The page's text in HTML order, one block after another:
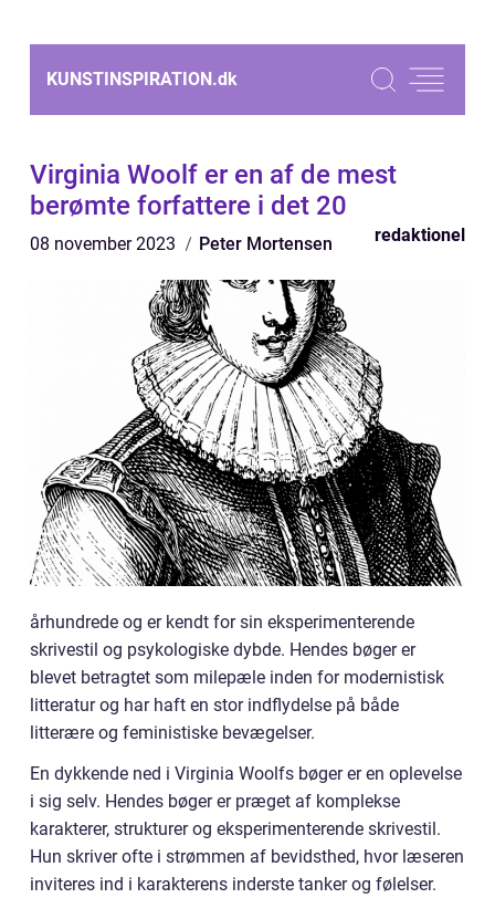
KUNSTINSPIRATION.dk
Virginia Woolf er en af de mest
berømte forfattere i det 20
08 november 2023 Peter Mortensen redaktionel
århundrede og er kendt for sin eksperimenterende
skrivestil og psykologiske dybde. Hendes bøger er
blevet betragtet som milepæle inden for modernistisk
litteratur og har haft en stor indflydelse på både
litterære og feministiske bevægelser.
En dykkende ned i Virginia Woolfs bøger er en oplevelse
i sig selv. Hendes bøger er præget af komplekse
karakterer, strukturer og eksperimenterende skrivestil.
Hun skriver ofte i strømmen af bevidsthed, hvor læseren
inviteres ind i karakterens inderste tanker og følelser.